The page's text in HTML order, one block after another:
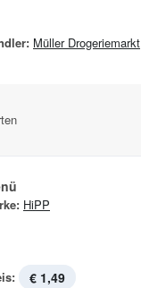
Müller Drogeriemarkt
HiPP
€ 1,49